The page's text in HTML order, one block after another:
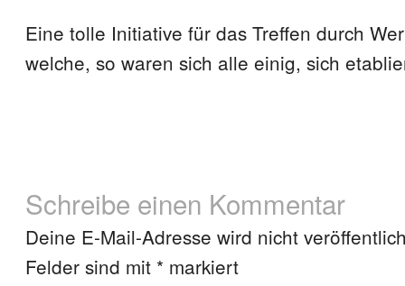
Eine tolle Initiative für das Treffen durch
welche, so waren sich alle einig, sich
Schreibe einen Kommentar
Deine E-Mail-Adresse wird nicht
Felder sind mit * markiert